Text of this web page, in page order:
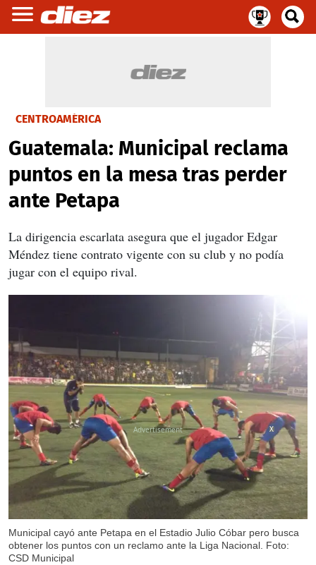
CENTROAMÉRICA
Guatemala: Municipal reclama
puntos en la mesa tras perder
ante Petapa
La dirigencia escarlata asegura que el jugador Edgar
Méndez tiene contrato vigente con su club y no podía
jugar con el equipo rival.
Municipal cayó ante Petapa en el Estadio Julio Cóbar pero busca
obtener los puntos con un reclamo ante la Liga Nacional. Foto:
CSD Municipal
X